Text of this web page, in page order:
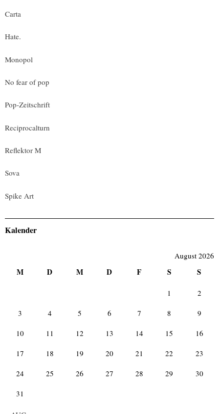
Carta
Hate.
Monopol
No fear of pop
Pop-Zeitschrift
Reciprocalturn
Reflektor M
Sova
Spike Art
Kalender
August 2026
M D M D F S S
1 2
3 4 5 6 7 8 9
10 11 12 13 14 15 16
17 18 19 20 21 22 23
24 25 26 27 28 29 30
31